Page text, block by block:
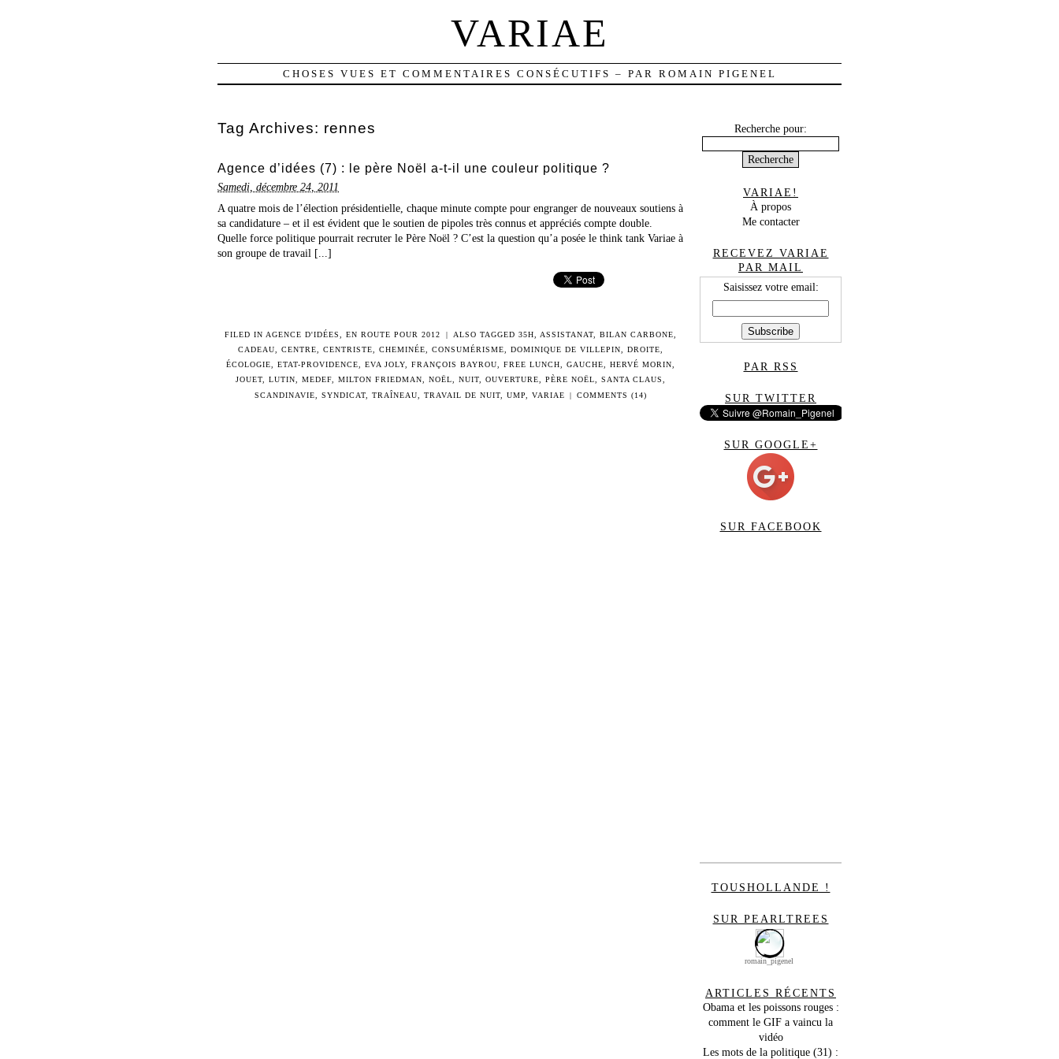
VARIAE
CHOSES VUES ET COMMENTAIRES CONSÉCUTIFS – PAR ROMAIN PIGENEL
Tag Archives: rennes
Agence d’idées (7) : le père Noël a-t-il une couleur politique ?
Samedi, décembre 24, 2011
A quatre mois de l’élection présidentielle, chaque minute compte pour engranger de nouveaux soutiens à
sa candidature – et il est évident que le soutien de pipoles très connus et appréciés compte double.
Quelle force politique pourrait recruter le Père Noël ? C’est la question qu’a posée le think tank Variae à
son groupe de travail [...]
FILED IN AGENCE D'IDÉES ,EN ROUTE POUR 2012 | ALSO TAGGED 35H ASSISTANAT, BILAN CARBONE
CADEAU
CENTRE CENTRISTE CHEMINÉE CONSUMÉRISME DOMINIQUE DE VILLEPIN DROITE
ÉCOLOGIE
ETAT-PROVIDENCE EVA JOLY FRANÇOIS BAYROU FREE LUNCH GAUCHE HERVÉ MORIN
JOUET
LUTIN MEDEF MILTON FRIEDMAN NOËL NUIT OUVERTURE PÈRE NOËL SANTA CLAUS
SCANDINAVIE
SYNDICAT, TRAÎNEAU TRAVAIL DE NUIT, UMP VARIAE | COMMENTS (14)
Recherche pour:
VARIAE!
À propos
Me contacter
RECEVEZ VARIAE
PAR MAIL
Saisissez votre email:
PAR RSS
SUR TWITTER
SUR GOOGLE+
SUR FACEBOOK
TOUSHOLLANDE !
SUR PEARLTREES
romain_pigenel
ARTICLES RÉCENTS
Obama et les poissons rouges :
comment le GIF a vaincu la
vidéo
Les mots de la politique (31) :